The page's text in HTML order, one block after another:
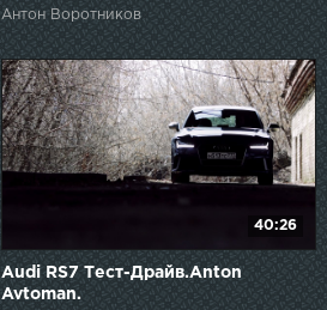
Антон Воротников
40:26
Audi RS7 Тест-Драйв.Anton
Avtoman.